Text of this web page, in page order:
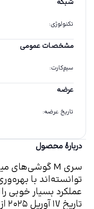
شبکه
تکنولوژی:
مشخصات عمومی
سیم‌کارت:
عرضه
تاریخ عرضه:
دربارهٔ محصول